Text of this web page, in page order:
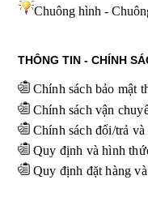
Chuông hình -
THÔNG TIN - CHÍNH
Chính sách bảo mật
Chính sách vận
Chính sách đổi/trả và
Quy định và hình
Quy định đặt hàng